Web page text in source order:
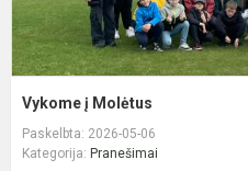
Vykome į Molėtus
Paskelbta: 2026-05-06
Kategorija: Pranešimai